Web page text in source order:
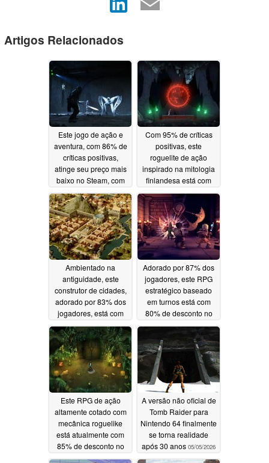
Artigos Relacionados
Este jogo de ação e
aventura, com 86% de
críticas positivas,
atinge seu preço mais
baixo no Steam, com
60% de desconto
05/13/2026
Com 95% de críticas
positivas, este
roguelite de ação
inspirado na mitologia
finlandesa está com
60% de desconto no
Steam05/10/2026
Ambientado na
antiguidade, este
construtor de cidades,
adorado por 83% dos
jogadores, está com
50% de desconto no
Steam 05/09/2026
Adorado por 87% dos
jogadores, este RPG
estratégico baseado
em turnos está com
80% de desconto no
Steam05/08/2026
Este RPG de ação
altamente cotado com
mecânica roguelike
está atualmente com
85% de desconto no
Steam05/07/2026
A versão não oficial de
Tomb Raider para
Nintendo 64 finalmente
se torna realidade
após 30 anos 05/05/2026